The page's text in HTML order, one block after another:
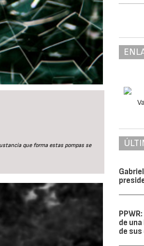
que forma estas pompas se
de
de